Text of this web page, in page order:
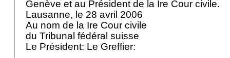
Genève et au Président de la Ire Cour civile.
Lausanne, le 28 avril 2006
Au nom de la Ire Cour civile
du Tribunal fédéral suisse
Le Président: Le Greffier: